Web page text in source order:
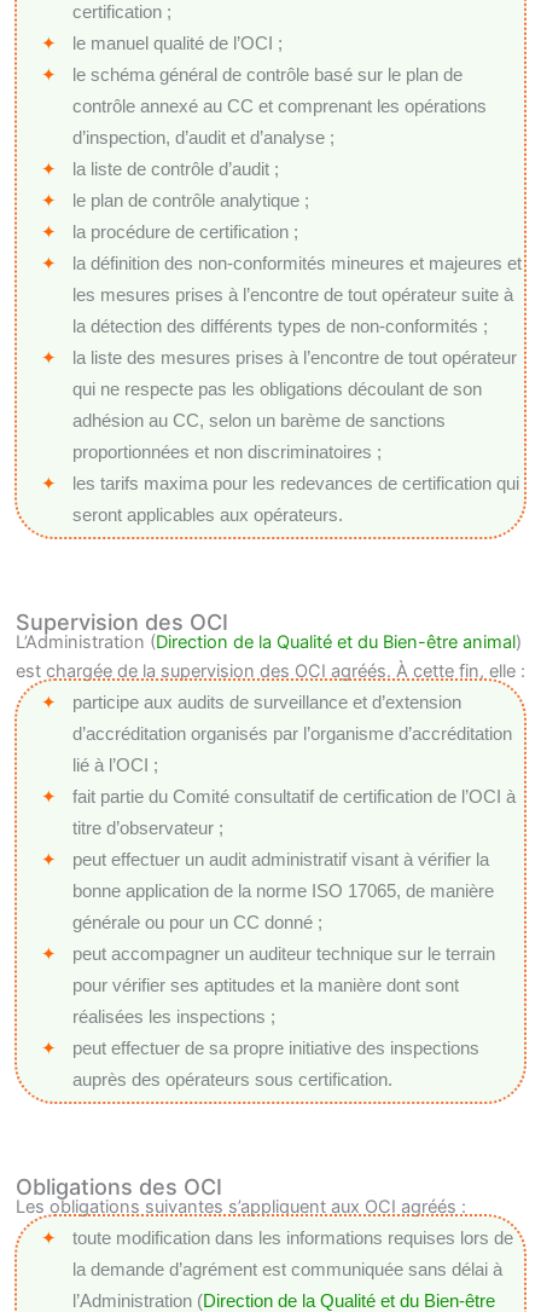
certification ;
le manuel qualité de l’OCI ;
le schéma général de contrôle basé sur le plan de
contrôle annexé au CC et comprenant les opérations
d’inspection, d’audit et d’analyse ;
la liste de contrôle d’audit ;
le plan de contrôle analytique ;
la procédure de certification ;
la définition des non-conformités mineures et majeures et
les mesures prises à l’encontre de tout opérateur suite à
la détection des différents types de non-conformités ;
la liste des mesures prises à l’encontre de tout opérateur
qui ne respecte pas les obligations découlant de son
adhésion au CC, selon un barème de sanctions
proportionnées et non discriminatoires ;
les tarifs maxima pour les redevances de certification qui
seront applicables aux opérateurs.
Supervision des OCI
L’Administration (Direction de la Qualité et du Bien-être animal)
est chargée de la supervision des OCI agréés. À cette fin, elle :
participe aux audits de surveillance et d’extension
d’accréditation organisés par l’organisme d’accréditation
lié à l’OCI ;
fait partie du Comité consultatif de certification de l’OCI à
titre d’observateur ;
peut effectuer un audit administratif visant à vérifier la
bonne application de la norme ISO 17065, de manière
générale ou pour un CC donné ;
peut accompagner un auditeur technique sur le terrain
pour vérifier ses aptitudes et la manière dont sont
réalisées les inspections ;
peut effectuer de sa propre initiative des inspections
auprès des opérateurs sous certification.
Obligations des OCI
Les obligations suivantes s’appliquent aux OCI agréés :
toute modification dans les informations requises lors de
la demande d’agrément est communiquée sans délai à
l’Administration (Direction de la Qualité et du Bien-être